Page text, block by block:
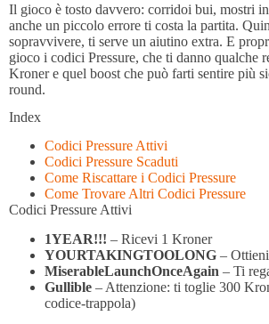
Il gioco è tosto davvero: corridoi bui, mostri
anche un piccolo errore ti costa la partita.
sopravvivere, ti serve un aiutino extra. E
gioco i codici Pressure, che ti danno qualche
Kroner e quel boost che può farti sentire più
round.
Index
Codici Pressure Attivi
Codici Pressure Scaduti
Come Riscattare i Codici Pressure
Come Trovare Altri Codici Pressure
Codici Pressure Attivi
1YEAR!!! – Ricevi 1 Kroner
YOURTAKINGTOOLONG –
MiserableLaunchOnceAgain – Ti
Gullible – Attenzione: ti toglie 300
codice-trappola)